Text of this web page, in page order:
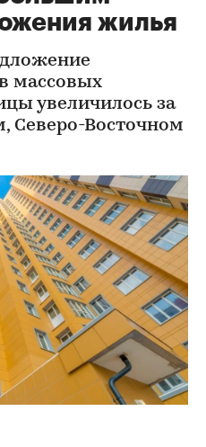
жилья
массовых
увеличилось за
Северо-Восточном